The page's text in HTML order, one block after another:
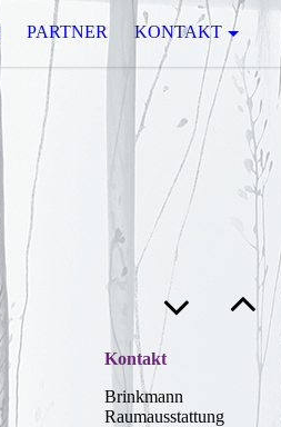
PARTNER KONTAKT
Kontakt
Brinkmann
Raumausstattung